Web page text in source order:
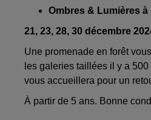
Ombres & Lumières à
21, 23, 28, 30 décembre
Une promenade en forêt
les galeries taillées il y a
vous accueillera pour un
À partir de 5 ans. Bonne